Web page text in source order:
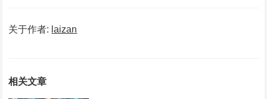
关于作者: laizan
相关文章